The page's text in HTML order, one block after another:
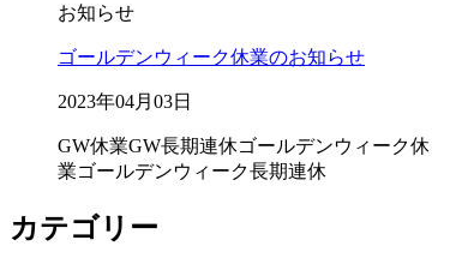
お知らせ
ゴールデンウィーク休業のお知らせ
2023年04月03日
GW休業GW長期連休ゴールデンウィーク休
業ゴールデンウィーク長期連休
カテゴリー